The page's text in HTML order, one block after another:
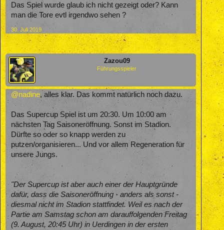
Das Spiel wurde glaub ich nicht gezeigt oder? Kann
man die Tore evtl irgendwo sehen ?
30. Juli 2019
Zazou09
Führungsspieler
@nadine, alles klar. Das kommt natürlich noch dazu.
Das Supercup Spiel ist um 20:30. Um 10:00 am
nächsten Tag Saisoneröffnung. Sonst im Stadion.
Dürfte so oder so knapp werden zu
putzen/organisieren... Und vor allem Regeneration für
unsere Jungs.
"Der Supercup ist aber auch einer der Hauptgründe
dafür, dass die Saisoneröffnung - anders als sonst -
diesmal nicht im Stadion stattfindet. Weil es nach der
Partie am Samstag schon am darauffolgenden Freitag
(9. August, 20:45 Uhr) in Uerdingen in der ersten